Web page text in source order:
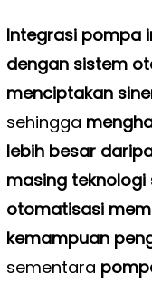
Integrasi pompa
dengan sistem
menciptakan
sehingga
lebih besar
masing
otomatisasi
kemampuan
sementara